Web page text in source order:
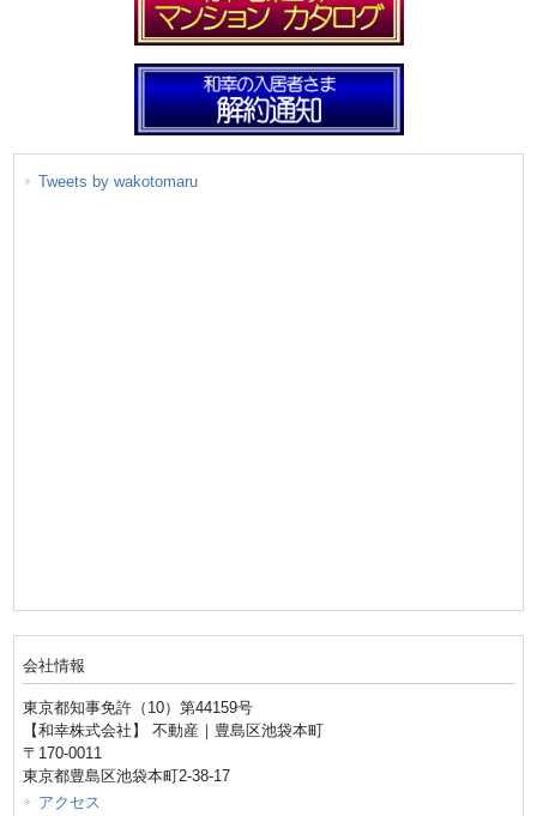
Tweets by wakotomaru
会社情報
東京都知事免許（10）第44159号
【和幸株式会社】 不動産｜豊島区池袋本町
〒170-0011
東京都豊島区池袋本町2-38-17
アクセス